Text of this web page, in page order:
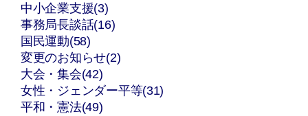
中小企業支援(3)
事務局長談話(16)
国民運動(58)
変更のお知らせ(2)
大会・集会(42)
女性・ジェンダー平等(31)
平和・憲法(49)